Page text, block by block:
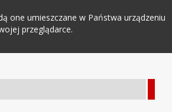
one umieszczane w Państwa urządzeniu
przeglądarce.